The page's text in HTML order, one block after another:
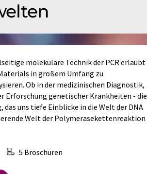
molekulare Technik der PCR erlaubt
in großem Umfang zu
Ob in der medizinischen Diagnostik,
Erforschung genetischer Krankheiten - die
das uns tiefe Einblicke in die Welt der DNA
Welt der Polymerasekettenreaktion
5 Broschüren